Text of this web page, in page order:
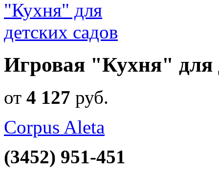
Игровая "Кухня" для
от 4 127 руб.
Corpus Aleta
(3452) 951-451